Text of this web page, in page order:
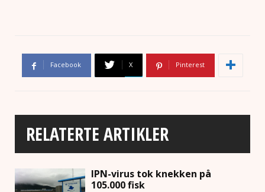
Facebook X Pinterest
RELATERTE ARTIKLER
IPN-virus tok knekken på
105.000 fisk